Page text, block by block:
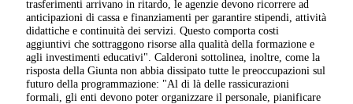
trasferimenti arrivano in ritardo, le agenzie devono ricorrere ad
anticipazioni di cassa e finanziamenti per garantire stipendi, attività
didattiche e continuità dei servizi. Questo comporta costi
aggiuntivi che sottraggono risorse alla qualità della formazione e
agli investimenti educativi". Calderoni sottolinea, inoltre, come la
risposta della Giunta non abbia dissipato tutte le preoccupazioni sul
futuro della programmazione: "Al di là delle rassicurazioni
formali, gli enti devono poter organizzare il personale, pianificare